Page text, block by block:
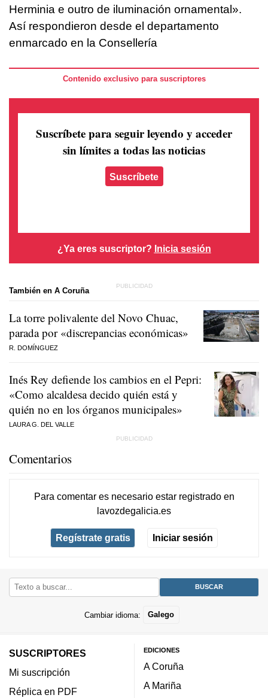
Herminia e outro de iluminación ornamental».
Así respondieron desde el departamento
enmarcado en la Consellería
Contenido exclusivo para suscriptores
Suscríbete para seguir leyendo y acceder
sin límites a todas las noticias
Suscríbete
¿Ya eres suscriptor? Inicia sesión
También en A Coruña
La torre polivalente del Novo Chuac,
parada por «discrepancias económicas»
R. DOMÍNGUEZ
Inés Rey defiende los cambios en el Pepri:
«Como alcaldesa decido quién está y
quién no en los órganos municipales»
LAURA G. DEL VALLE
Comentarios
Para comentar es necesario estar registradoen
lavozdegalicia.es
Regístrate gratis Iniciar sesión
Cambiar idioma: Galego
SUSCRIPTORES
Mi suscripción
Réplica en PDF
EDICIONES
A Coruña
A Mariña